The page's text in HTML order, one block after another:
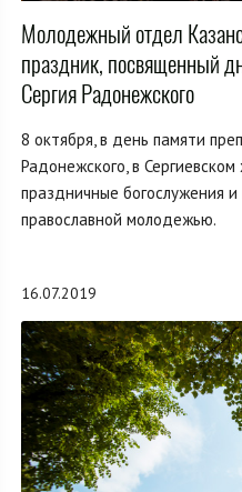
Молодежный отдел
праздник, посвященный
Сергия Радонежского
8 октября, в день памяти
Радонежского, в
праздничные богослужения
православной молодежью.
16.07.2019